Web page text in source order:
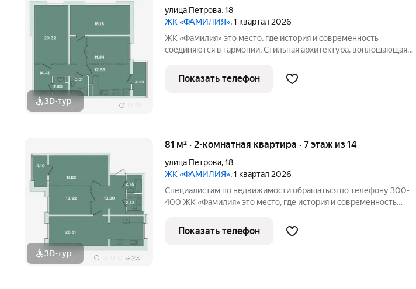
3D-тур
улица Петрова,18
ЖК «ФАМИЛИЯ», 1 квартал 2026
ЖК «Фамилия» это место, где история и современность
соединяются в гармонии. Стильная архитектура, воплощающая
удобствами. Вокруг ЖК раскинулись улочки, хранящие в себе
воспоминания,
Показать телефон
3D-тур + 26
81 м² · 2-комнатная квартира · 7 этаж из 14
улица Петрова,18
ЖК «ФАМИЛИЯ», 1 квартал 2026
Специалистам по недвижимости обращаться по телефону 300-
400 ЖК «Фамилия» это место, где история и современность
эстетику прошлого, соседствует с современными технологиями и
удобствами. Вокруг
Показать телефон